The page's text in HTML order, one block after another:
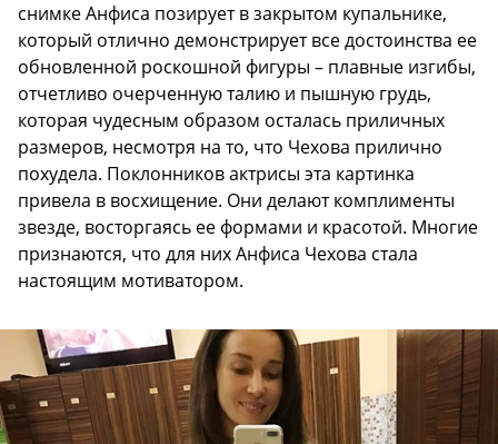
снимке Анфиса позирует в закрытом купальнике,
который отлично демонстрирует все достоинства ее
обновленной роскошной фигуры – плавные изгибы,
отчетливо очерченную талию и пышную грудь,
которая чудесным образом осталась приличных
размеров, несмотря на то, что Чехова прилично
похудела. Поклонников актрисы эта картинка
привела в восхищение. Они делают комплименты
звезде, восторгаясь ее формами и красотой. Многие
признаются, что для них Анфиса Чехова стала
настоящим мотиватором.